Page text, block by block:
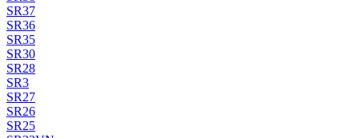
SR37
SR36
SR35
SR30
SR28
SR3
SR27
SR26
SR25